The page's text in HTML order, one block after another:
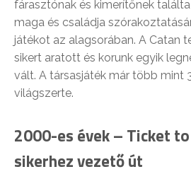
fárasztónak és kimerítőnek
maga és családja
játékot az alagsorában. A Catan
sikert aratott és korunk egyik
vált. A társasjáték már több mint
világszerte.
2000-es évek – Ticket
sikerhez vezető út